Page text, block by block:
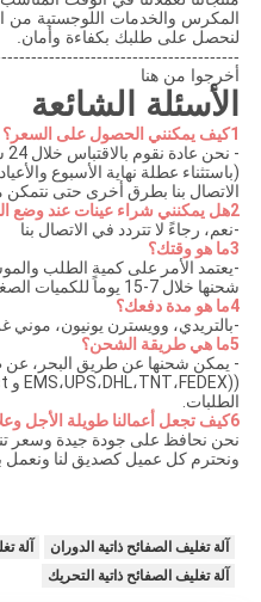
المكرس والخدمات اللوجستية من
لنحصل على طلبك بكفاءة وأمان.
أخرجوا من هنا
الأسئلة الشائعة
1كيف يمكنني الحصول على السعر؟
(باستثناء عطلة نهاية الأسبوع
الاتصال بنا بطرق أخرى حتى نتمكن
2هل يمكنني شراء عينات عند وضع الطلبات؟
-نعم، رجاءً لا تتردد في الاتصال بنا
3ما هو وقتك؟
-يعتمد الأمر على كمية الطلب
شحنها خلال 7-15 يوماً للكميات الصغيرة و حوالي 30 يوماً للكميات الكبيرة
4ما هو مدة دفعك؟
-بالتريدي، وويسترن يونيون، موني
5ما هي طريقة الشحن؟
- يمكن شحنها عن طريق البحر، عن
الطلبات.
6كيف تجعل أعمالنا طويلة الأجل وعلاقة جيدة؟
نحن نحافظ على جودة جيدة وسعر
ونحترم كل عميل كصديق لنا
آلة تغليف الصفائح ذاتية الدوران
آلة
آلة تغليف الصفائح ذاتية التحريك